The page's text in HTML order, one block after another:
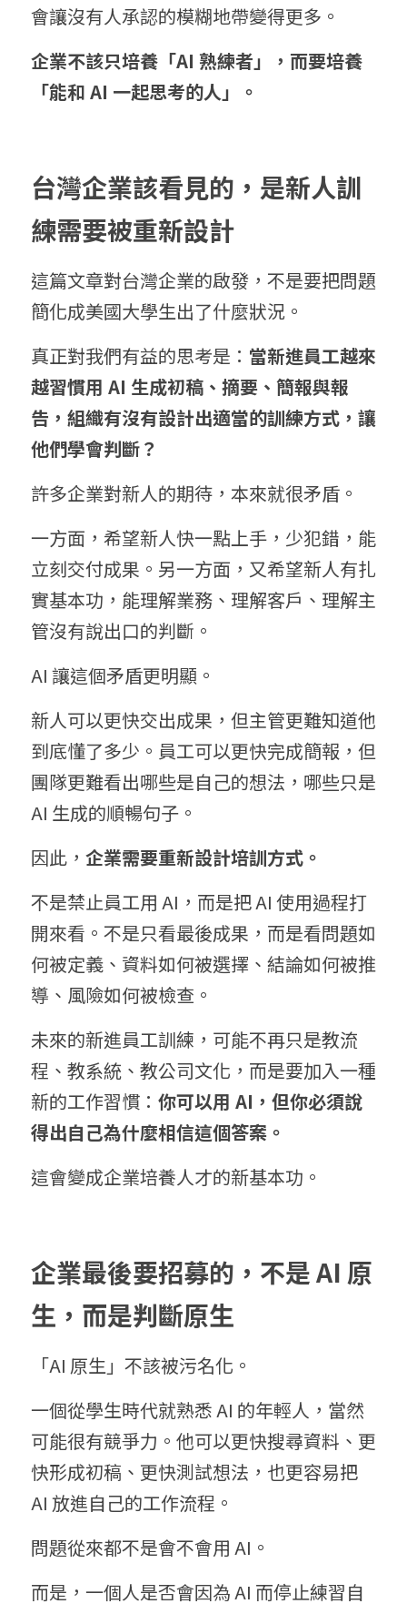
會讓沒有人承認的模糊地帶變得更多。
企業不該只培養「AI 熟練者」
，而要培養
「能和 AI 一起思考的人」。
台灣企業該看見的，是新人訓
練需要被重新設計
這篇文章對台灣企業的啟發，不是要把問題
簡化成美國大學生出了什麼狀況。
真正對我們有益的思考是： 當新進員工越來
越習慣用 AI 生成初稿、 摘要、簡報與報
告，組織有沒有設計出適當的訓練方式，讓
他們學會判斷？
許多企業對新人的期待，本來就很矛盾。
一方面，希望新人快一點上手，少犯錯，能
立刻交付成果。另一方面，又希望新人有扎
實基本功，能理解業務、理解客戶、理解主
管沒有說出口的判斷。
AI 讓這個矛盾更明顯。
新人可以更快交出成果，但主管更難知道他
到底懂了多少。員工可以更快完成簡報，但
團隊更難看出哪些是自己的想法，哪些只是
AI 生成的順暢句子。
因此， 企業需要重新設計培訓方式。
不是禁止員工用 AI，而是把 AI 使用過程打
開來看。不是只看最後成果，而是看問題如
何被定義、資料如何被選擇、結論如何被推
導、風險如何被檢查。
未來的新進員工訓練，可能不再只是教流
程、教系統、教公司文化，而是要加入一種
新的工作習慣： 你可以用 AI，但你必須說
得出自己為什麼相信這個答案。
這會變成企業培養人才的新基本功。
企業最後要招募的，不是 AI 原
生，而是判斷原生
「AI 原生」不該被污名化。
一個從學生時代就熟悉 AI 的年輕人，當然
可能很有競爭力。他可以更快搜尋資料、更
快形成初稿、更快測試想法，也更容易把
AI 放進自己的工作流程。
問題從來都不是會不會用 AI。
而是，一個人是否會因為 AI 而停止練習自